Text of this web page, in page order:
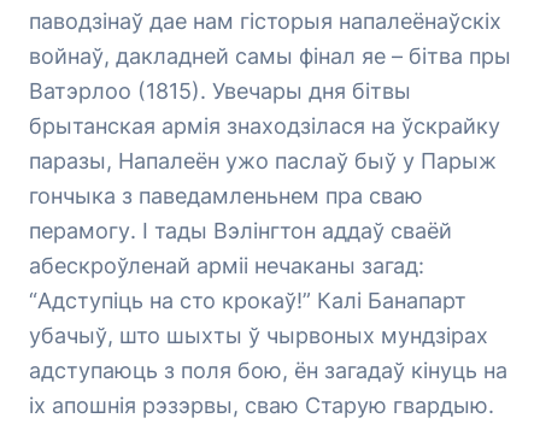
паводзінаў дае нам гісторыя напалеёнаўскіх
войнаў, дакладней самы фінал яе – бітва пры
Ватэрлоо (1815). Увечары дня бітвы
брытанская армія знаходзілася на ўскрайку
паразы, Напалеён ужо паслаў быў у Парыж
гончыка з паведамленьнем пра сваю
перамогу. І тады Вэлінгтон аддаў сваёй
абескроўленай арміі нечаканы загад:
“Адступіць на сто крокаў!” Калі Банапарт
убачыў, што шыхты ў чырвоных мундзірах
адступаюць з поля бою, ён загадаў кінуць на
іх апошнія рэзэрвы, сваю Старую гвардыю.